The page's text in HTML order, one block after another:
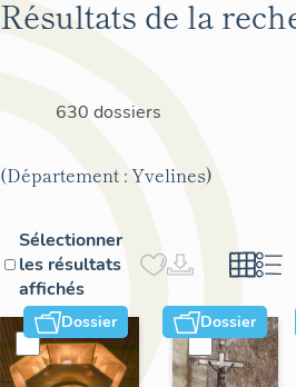
Résultats de la
630 dossiers
(Département : Yvelines)
Sélectionner
les résultats
affichés
Dossier Dossier